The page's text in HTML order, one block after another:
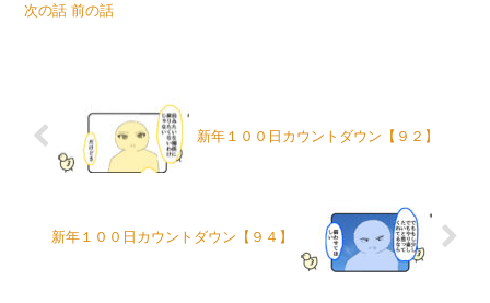
次の話 前の話
新年１００日カウントダウン【９２】
新年１００日カウントダウン【９４】